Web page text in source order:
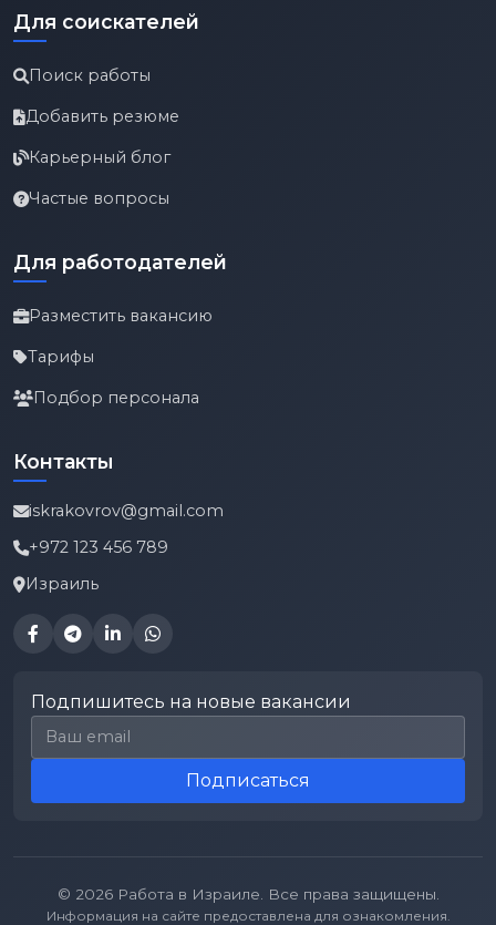
Для соискателей
Поиск работы
Добавить резюме
Карьерный блог
Частые вопросы
Для работодателей
Разместить вакансию
Тарифы
Подбор персонала
Контакты
iskrakovrov@gmail.com
+972 123 456 789
Израиль
Подпишитесь на новые вакансии
Email для подписки
Подписаться
© 2026 Работа в Израиле. Все права защищены.
Информация на сайте предоставлена для ознакомления.